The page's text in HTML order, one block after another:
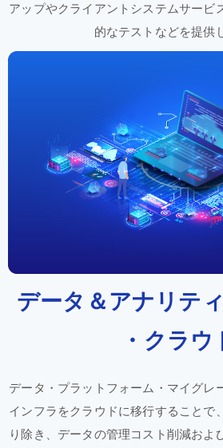
アップやクライアント システムサービ
的なテストなどを提供
データ＆アナリテ
・ クラウ
データ・ プラットフォーム・ マイグレ
インフラをクラウドに移行する ことで、
り除き、 データの管理コスト削減およ